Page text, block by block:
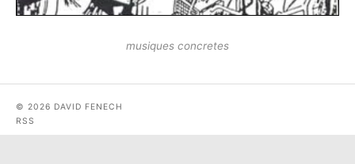
musiques concretes
© 2026 DAVID FENECH
RSS